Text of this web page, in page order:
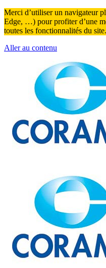
Merci d’utiliser un navigateur
Edge, …) pour profiter d’une
toutes les fonctionnalités du site.
Aller au contenu